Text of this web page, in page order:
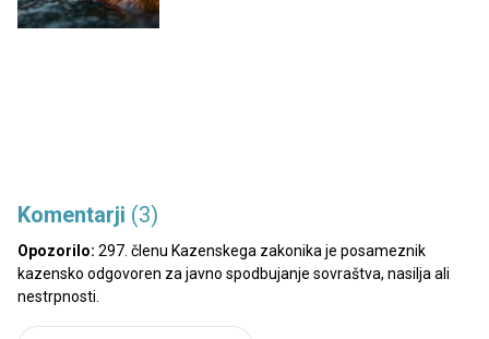
Komentarji (3)
Opozorilo: 297. členu Kazenskega zakonika je posameznik
kazensko odgovoren za javno spodbujanje sovraštva, nasilja ali
nestrpnosti.